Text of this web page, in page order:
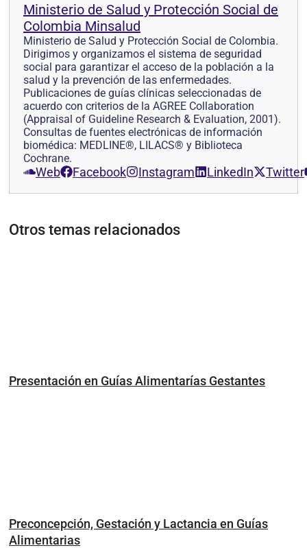
Ministerio de Salud y Protección Social de
Colombia Minsalud
Ministerio de Salud y Protección Social de Colombia.
Dirigimos y organizamos el sistema de seguridad
social para garantizar el acceso de la población a la
salud y la prevención de las enfermedades.
Publicaciones de guías clínicas seleccionadas de
acuerdo con criterios de la AGREE Collaboration
(Appraisal of Guideline Research & Evaluation, 2001).
Consultas de fuentes electrónicas de información
biomédica: MEDLINE®, LILACS® y Biblioteca
Cochrane.
Web Facebook Instagram LinkedIn Twitter
Otros temas relacionados
Presentación en Guías Alimentarías Gestantes
Preconcepción, Gestación y Lactancia en Guías
Alimentarias